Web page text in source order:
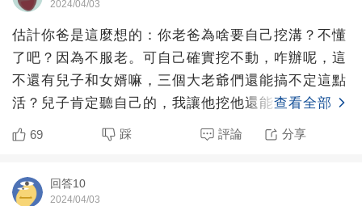
2024/04/03
估計你爸是這麼想的：你老爸為啥要自己挖溝？不懂
了吧？因為不服老。可自己確實挖不動，咋辦呢，這
不還有兒子和女婿嘛，三個大老爺們還能搞不定這點
活？兒子肯定聽自己的，我讓他挖他還能不挖？女婿
算半個外人，回來
查看全部
69 踩 評論 分享
回答10
2024/04/03